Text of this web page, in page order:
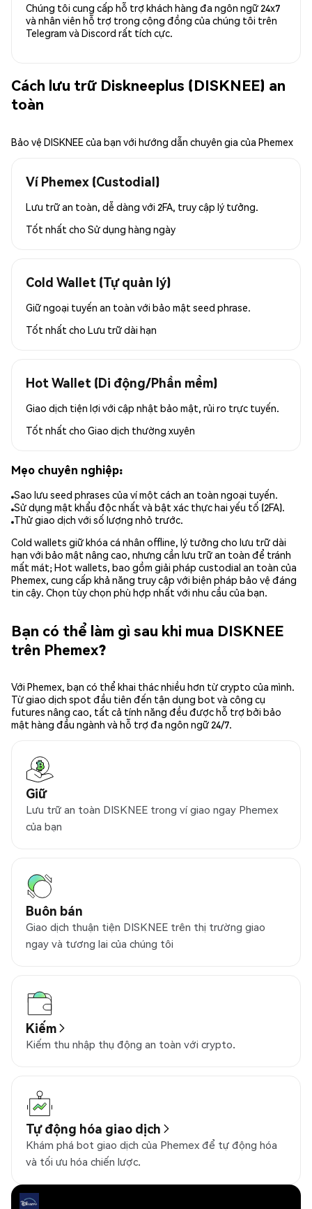
Chúng tôi cung cấp hỗ trợ khách hàng đa ngôn ngữ 24x7
và nhân viên hỗ trợ trong cộng đồng của chúng tôi trên
Telegram và Discord rất tích cực.
Cách lưu trữ Diskneeplus (DISKNEE) an
toàn
Bảo vệ DISKNEE của bạn với hướng dẫn chuyên gia của Phemex
Ví Phemex (Custodial)
Lưu trữ an toàn, dễ dàng với 2FA, truy cập lý tưởng.
Tốt nhất cho Sử dụng hàng ngày
Cold Wallet (Tự quản lý)
Giữ ngoại tuyến an toàn với bảo mật seed phrase.
Tốt nhất cho Lưu trữ dài hạn
Hot Wallet (Di động/Phần mềm)
Giao dịch tiện lợi với cập nhật bảo mật, rủi ro trực tuyến.
Tốt nhất cho Giao dịch thường xuyên
Mẹo chuyên nghiệp:
Sao lưu seed phrases của ví một cách an toàn ngoại tuyến.
Sử dụng mật khẩu độc nhất và bật xác thực hai yếu tố (2FA).
Thử giao dịch với số lượng nhỏ trước.
Cold wallets giữ khóa cá nhân offline, lý tưởng cho lưu trữ dài
hạn với bảo mật nâng cao, nhưng cần lưu trữ an toàn để tránh
mất mát; Hot wallets, bao gồm giải pháp custodial an toàn của
Phemex, cung cấp khả năng truy cập với biện pháp bảo vệ đáng
tin cậy. Chọn tùy chọn phù hợp nhất với nhu cầu của bạn.
Bạn có thể làm gì sau khi mua DISKNEE
trên Phemex?
Với Phemex, bạn có thể khai thác nhiều hơn từ crypto của mình.
Từ giao dịch spot đầu tiên đến tận dụng bot và công cụ
futures nâng cao, tất cả tính năng đều được hỗ trợ bởi bảo
mật hàng đầu ngành và hỗ trợ đa ngôn ngữ 24/7.
Giữ
Lưu trữ an toàn DISKNEE trong ví giao ngay Phemex
của bạn
Buôn bán
Giao dịch thuận tiện DISKNEE trên thị trường giao
ngay và tương lai của chúng tôi
Kiếm
Kiếm thu nhập thụ động an toàn với crypto.
Tự động hóa giao dịch
Khám phá bot giao dịch của Phemex để tự động hóa
và tối ưu hóa chiến lược.